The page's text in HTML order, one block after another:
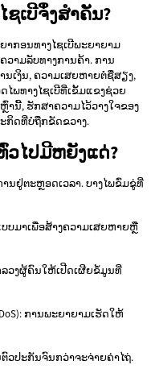
ເບີຈຶ່ງສຳຄັນ?
ກອນທາງໄຊເບີພະຍາຍາມ
ວາມລັບທາງການຄ້າ. ການ
ເງິນ, ຄວາມເສຍຫາຍຕໍ່ຊື່ສຽງ,
ພທາງໄຊເບີທີ່ເຂັ້ມແຂງຊ່ວຍ
ນີ້, ຮັກສາຄວາມໄວ້ວາງໃຈຂອງ
ກິດທີ່ບໍ່ຖືກຂັດຂວາງ.
ວໄປມີຫຍັງແດ່?
ນຢູ່ຕະຫຼອດເວລາ. ບາງໄພຂົ່ມຂູ່ທີ່
ບມາເພື່ອສ້າງຄວາມເສຍຫາຍຫຼື
ວງຜູ້ຄົນໃຫ້ເປີດເຜີຍຂໍ້ມູນທີ່
ການພະຍາຍາມເຮັດໃຫ້
ວປະກັນຈົນກວ່າຈະຈ່າຍຄ່າໄຖ່.